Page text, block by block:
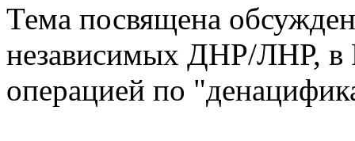
Тема посвящена
независимых ДНР/ЛНР, в
операцией по